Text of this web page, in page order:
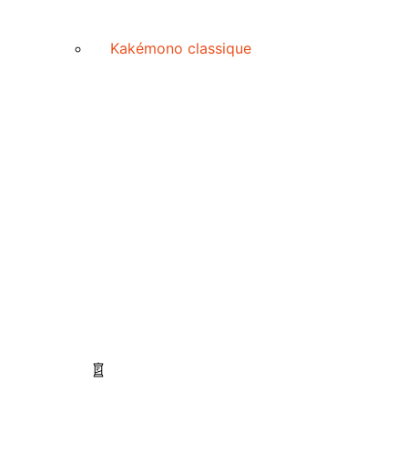
Kakémono classique